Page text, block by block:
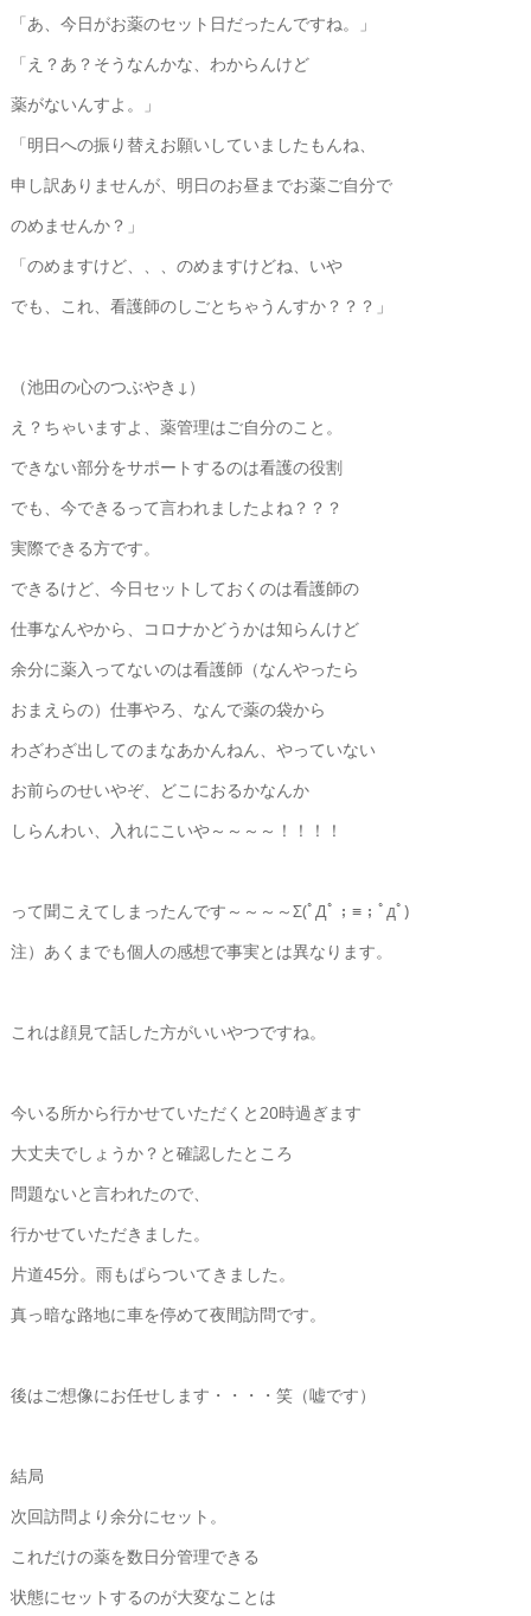
「あ、今日がお薬のセット日だったんですね。」
「え？あ？そうなんかな、わからんけど
薬がないんすよ。」
「明日への振り替えお願いしていましたもんね、
申し訳ありませんが、明日のお昼までお薬ご自分で
のめませんか？」
「のめますけど、、、のめますけどね、いや
でも、これ、看護師のしごとちゃうんすか？？？」
（池田の心のつぶやき↓）
え？ちゃいますよ、薬管理はご自分のこと。
できない部分をサポートするのは看護の役割
でも、今できるって言われましたよね？？？
実際できる方です。
できるけど、今日セットしておくのは看護師の
仕事なんやから、コロナかどうかは知らんけど
余分に薬入ってないのは看護師（なんやったら
おまえらの）仕事やろ、なんで薬の袋から
わざわざ出してのまなあかんねん、やっていない
お前らのせいやぞ、どこにおるかなんか
しらんわい、入れにこいや～～～～！！！！
って聞こえてしまったんです～～～～Σ(ﾟДﾟ；≡；ﾟдﾟ)
注）あくまでも個人の感想で事実とは異なります。
これは顔見て話した方がいいやつですね。
今いる所から行かせていただくと20時過ぎます
大丈夫でしょうか？と確認したところ
問題ないと言われたので、
行かせていただきました。
片道45分。雨もぱらついてきました。
真っ暗な路地に車を停めて夜間訪問です。
後はご想像にお任せします・・・・笑（嘘です）
結局
次回訪問より余分にセット。
これだけの薬を数日分管理できる
状態にセットするのが大変なことは